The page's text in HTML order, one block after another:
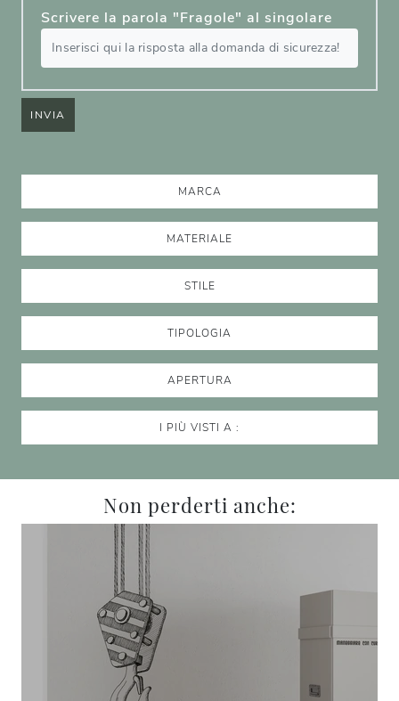
Scrivere la parola "Fragole" al singolare
INVIA
MARCA
MATERIALE
STILE
TIPOLOGIA
APERTURA
I PIÙ VISTI A :
Non perderti anche: